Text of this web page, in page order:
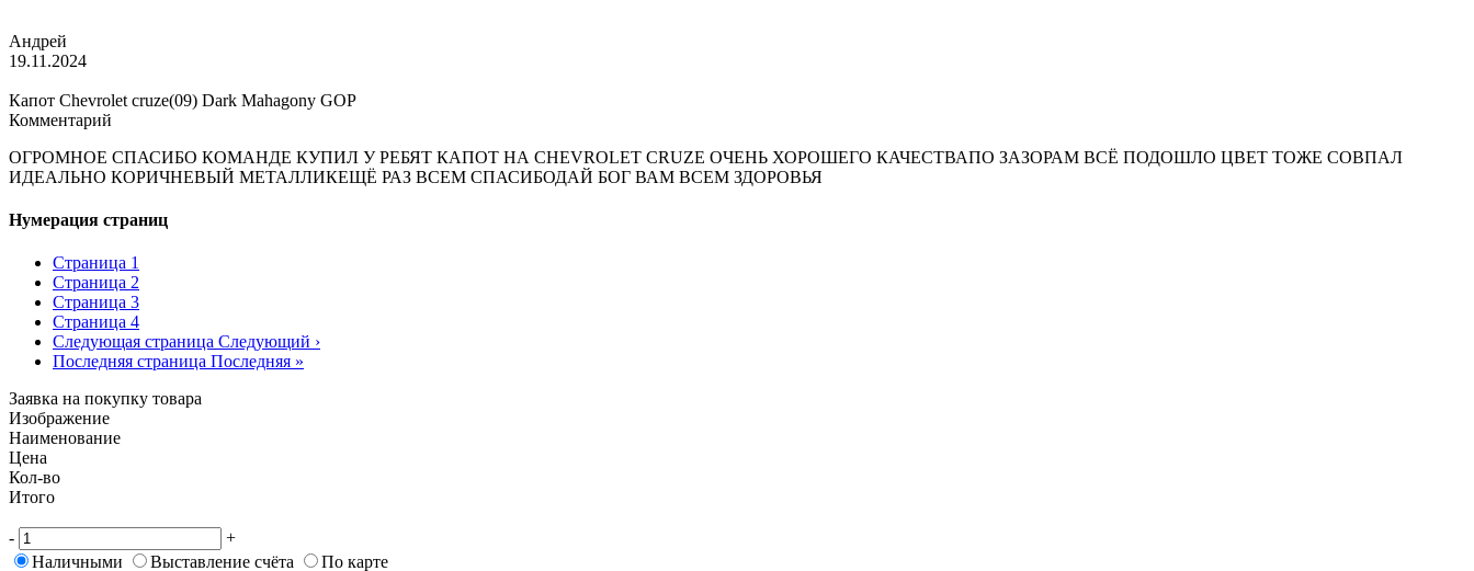
Андрей
19.11.2024
Капот Chevrolet cruze(09) Dark Mahagony GOP
Комментарий
ОГРОМНОЕ СПАСИБО КОМАНДЕ КУПИЛ У РЕБЯТ КАПОТ НА CHEVROLET CRUZE ОЧЕНЬ ХОРОШЕГО КАЧЕСТВАПО ЗАЗОРАМ ВСЁ ПОДОШЛО ЦВЕТ ТОЖЕ СОВПАЛ
ИДЕАЛЬНО КОРИЧНЕВЫЙ МЕТАЛЛИКЕЩЁ РАЗ ВСЕМ СПАСИБОДАЙ БОГ ВАМ ВСЕМ ЗДОРОВЬЯ
Нумерация страниц
Страница 1
Страница 2
Страница 3
Страница 4
Следующая страница Следующий ›
Последняя страница Последняя »
Заявка на покупку товара
Изображение
Наименование
Цена
Кол-во
Итого
-
+
Наличными
Выставление счёта По карте